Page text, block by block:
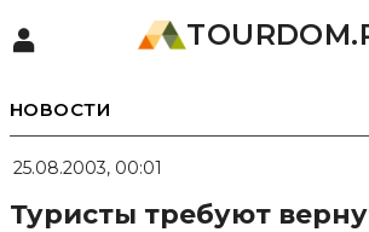
НОВОСТИ
25.08.2003, 00:01
Туристы требуют